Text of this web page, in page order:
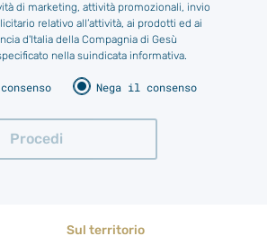
di marketing, attività promozionali, invio
relativo all’attività, ai prodotti ed ai
d'Italia della Compagnia di Gesù
nella suindicata informativa.
Nega il consenso
Sul territorio